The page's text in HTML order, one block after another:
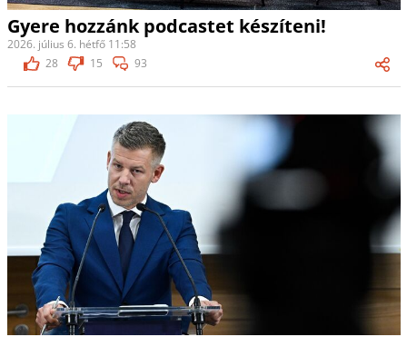
Gyere hozzánk podcastet készíteni!
2026. július 6. hétfő 11:58
28
15 93